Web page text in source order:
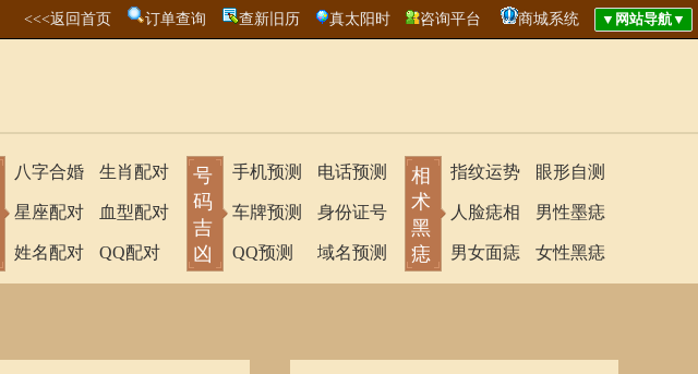
<<<返回首页 订单查询 查新旧历 真太阳时 咨询平台 商城系统
八字合婚
星座配对
姓名配对
生肖配对
血型配对
QQ配对
号
码
吉
凶
手机预测
车牌预测
QQ预测
电话预测
身份证号
域名预测
相
术
黑
痣
指纹运势
人脸痣相
男女面痣
眼形自测
男性墨痣
女性黑痣